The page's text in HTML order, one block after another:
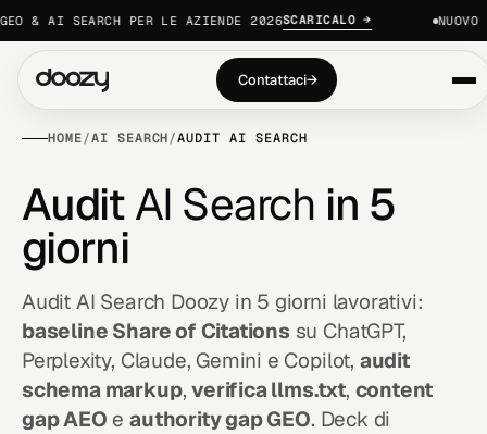
& AI SEARCH PER LE AZIENDE 2026SCARICALO → NUOVO ·
Contattaci→
HOME/AI SEARCH/AUDIT AI SEARCH
AuditAI Search in 5
giorni
Audit AI Search Doozy in 5 giorni lavorativi:
baseline Share of Citations su ChatGPT,
Perplexity, Claude, Gemini e Copilot, audit
schema markup,verifica llms.txt, content
gap AEO eauthority gap GEO. Deck di